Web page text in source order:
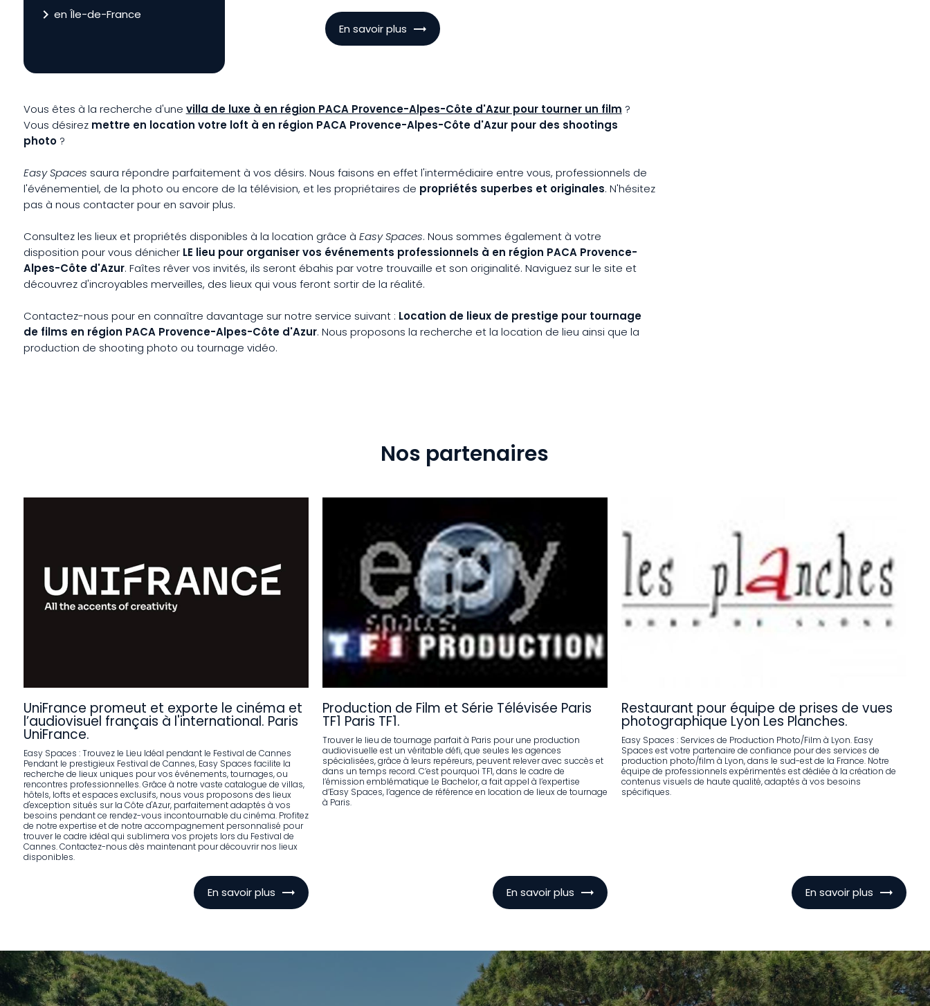
navigate_next en Île-de-France
En savoir plus
Vous êtes à la recherche d'une villa de luxe à en région PACA Provence-Alpes-Côte d'Azur pour tourner un film ?
Vous désirez mettre en location votre loft à en région PACA Provence-Alpes-Côte d'Azur pour des shootings
photo?
Easy Spaces saura répondre parfaitement à vos désirs. Nous faisons en effet l'intermédiaire entre vous, professionnels de
l'événementiel, de la photo ou encore de la télévision, et les propriétaires de propriétés superbes et originales. N'hésitez
pas à nous contacter pour en savoir plus.
Consultez les lieux et propriétés disponibles à la location grâce à Easy Spaces. Nous sommes également à votre
disposition pour vous dénicher LE lieu pour organiser vos événements professionnels à en région PACA Provence-
Alpes-Côte d'Azur. Faîtes rêver vos invités, ils seront ébahis par votre trouvaille et son originalité. Naviguez sur le site et
découvrez d'incroyables merveilles, des lieux qui vous feront sortir de la réalité.
Contactez-nous pour en connaître davantage sur notre service suivant : Location de lieux de prestige pour tournage
de films en région PACA Provence-Alpes-Côte d'Azur. Nous proposons la recherche et la location de lieu ainsi que la
production de shooting photo ou tournage vidéo.
Nos partenaires
UniFrance promeut et exporte le cinéma et
l’audiovisuel français à l'international. Paris
UniFrance.
Easy Spaces : Trouvez le Lieu Idéal pendant le Festival de Cannes
Pendant le prestigieux Festival de Cannes, Easy Spaces facilite la
recherche de lieux uniques pour vos événements, tournages, ou
rencontres professionnelles. Grâce à notre vaste catalogue de villas,
hôtels, lofts et espaces exclusifs, nous vous proposons des lieux
d'exception situés sur la Côte d'Azur, parfaitement adaptés à vos
besoins pendant ce rendez-vous incontournable du cinéma. Profitez
de notre expertise et de notre accompagnement personnalisé pour
trouver le cadre idéal qui sublimera vos projets lors du Festival de
Cannes. Contactez-nous dès maintenant pour découvrir nos lieux
disponibles.
En savoir plus
Production de Film et Série Télévisée Paris
TF1 Paris TF1.
Trouver le lieu de tournage parfait à Paris pour une production
audiovisuelle est un véritable défi, que seules les agences
spécialisées, grâce à leurs repéreurs, peuvent relever avec succès et
dans un temps record. C’est pourquoi TF1, dans le cadre de
l’émission emblématique Le Bachelor, a fait appel à l’expertise
d’Easy Spaces, l’agence de référence en location de lieux de tournage
à Paris.
En savoir plus
Restaurant pour équipe de prises de vues
photographique Lyon Les Planches.
Easy Spaces : Services de Production Photo/Film à Lyon. Easy
Spaces est votre partenaire de confiance pour des services de
production photo/film à Lyon, dans le sud-est de la France. Notre
équipe de professionnels expérimentés est dédiée à la création de
contenus visuels de haute qualité, adaptés à vos besoins
spécifiques.
En savoir plus